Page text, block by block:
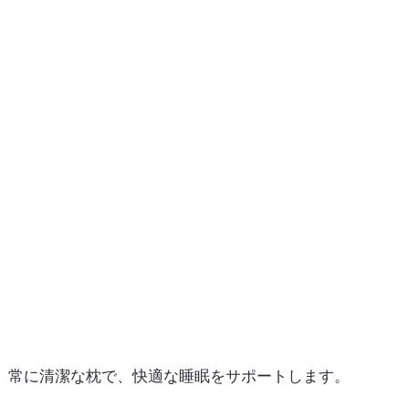
常に清潔な枕で、快適な睡眠をサポートします。